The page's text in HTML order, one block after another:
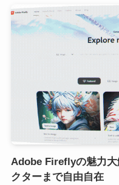
Adobe Fireflyの魅力
クターまで自由自在